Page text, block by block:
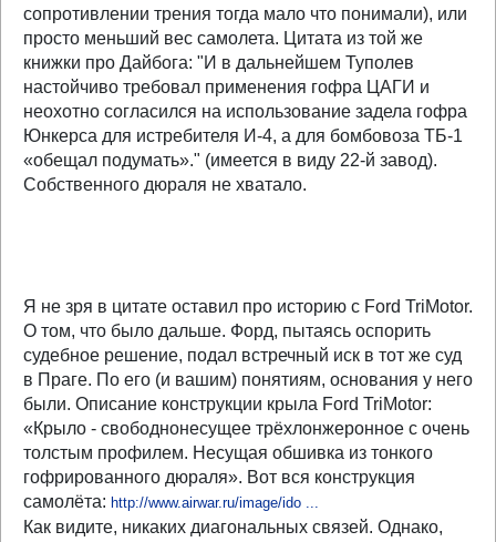
сопротивлении трения тогда мало что понимали), или
просто меньший вес самолета. Цитата из той же
книжки про Дайбога: "И в дальнейшем Туполев
настойчиво требовал применения гофра ЦАГИ и
неохотно согласился на использование задела гофра
Юнкерса для истребителя И-4, а для бомбовоза ТБ-1
«обещал подумать»." (имеется в виду 22-й завод).
Собственного дюраля не хватало.
Я не зря в цитате оставил про историю с Ford TriMotor.
О том, что было дальше. Форд, пытаясь оспорить
судебное решение, подал встречный иск в тот же суд
в Праге. По его (и вашим) понятиям, основания у него
были. Описание конструкции крыла Ford TriMotor:
«Крыло - свободнонесущее трёхлонжеронное с очень
толстым профилем. Несущая обшивка из тонкого
гофрированного дюраля». Вот вся конструкция
самолёта: http://www.airwar.ru/image/ido ...
Как видите, никаких диагональных связей. Однако,